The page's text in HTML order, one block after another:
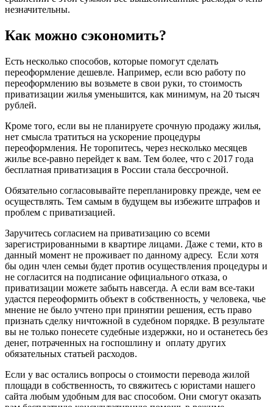
незначительны.
Как можно сэкономить?
Есть несколько способов, которые помогут сделать
переоформление дешевле. Например, если всю работу по
переоформлению вы возьмете в свои руки, то стоимость
приватизации жилья уменьшится, как минимум, на 20 тысяч
рублей.
Кроме того, если вы не планируете срочную продажу жилья,
нет смысла тратиться на ускорение процедуры
переоформления. Не торопитесь, через несколько месяцев
жилье все-равно перейдет к вам. Тем более, что с 2017 года
бесплатная приватизация в России стала бессрочной.
Обязательно согласовывайте перепланировку прежде, чем ее
осуществлять. Тем самым в будущем вы избежите штрафов и
проблем с приватизацией.
Заручитесь согласием на приватизацию со всеми
зарегистрированными в квартире лицами. Даже с теми, кто в
данный момент не проживает по данному адресу. Если хотя
бы один член семьи будет против осуществления процедуры и
не согласится на подписание официального отказа, о
приватизации можете забыть навсегда. А если вам все-таки
удастся переоформить объект в собственность, у человека, чье
мнение не было учтено при принятии решения, есть право
признать сделку ничтожной в судебном порядке. В результате
вы не только понесете судебные издержки, но и останетесь без
денег, потраченных на госпошлину и оплату других
обязательных статьей расходов.
Если у вас остались вопросы о стоимости перевода жилой
площади в собственность, то свяжитесь с юристами нашего
сайта любым удобным для вас способом. Они смогут оказать